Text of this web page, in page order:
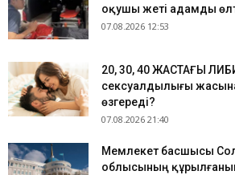
оқушы жеті адамды
07.08.2026 12:53
​20, 30, 40 ЖАСТАҒЫ
сексуалдылығы
өзгереді?
07.08.2026 21:40
Мемлекет басшысы
облысының